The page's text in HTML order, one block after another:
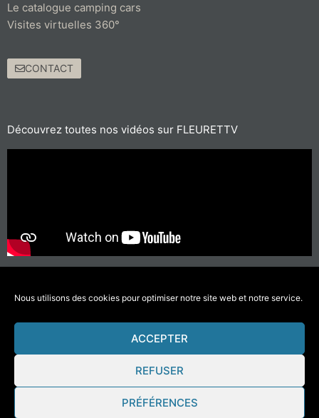
Nous utilisons des cookies pour optimiser notre site web et notre service.
ACCEPTER
REFUSER
PRÉFÉRENCES
Le catalogue camping cars
Visites virtuelles 360°
CONTACT
Découvrez toutes nos vidéos sur FLEURETTV
#SeDéplacerMoinsPolluer
© 2021 Fleurette-Florium – Une réalisation